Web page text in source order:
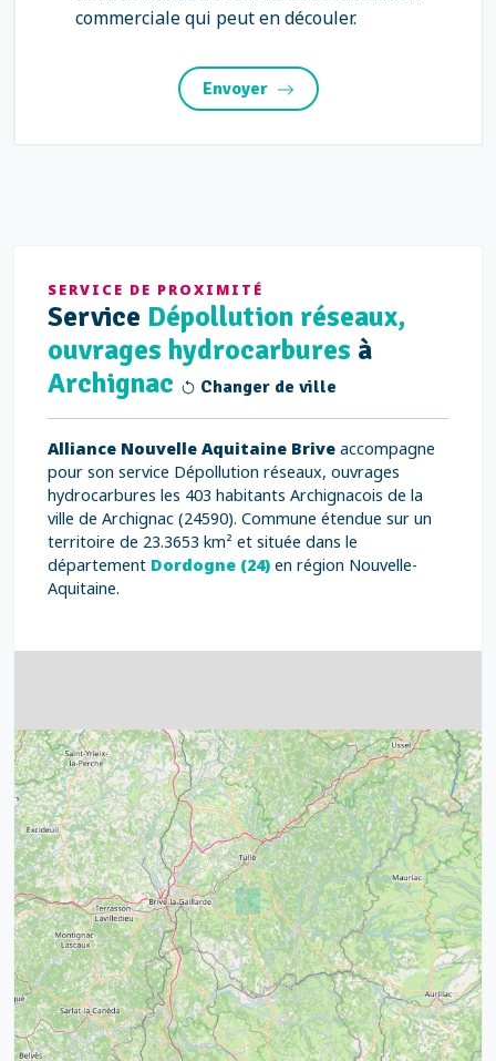
commerciale qui peut en découler.
Envoyer
SERVICE DE PROXIMITÉ
Service Dépollution réseaux,
ouvrages hydrocarbures à
Archignac
Changer de ville
Alliance Nouvelle Aquitaine Brive accompagne
pour son service Dépollution réseaux, ouvrages
hydrocarbures les 403 habitants Archignacois de la
ville de Archignac (24590). Commune étendue sur un
territoire de 23.3653 km² et située dans le
département Dordogne (24) en région Nouvelle-
Aquitaine.
4
15
21
14
32
39
52 68
43